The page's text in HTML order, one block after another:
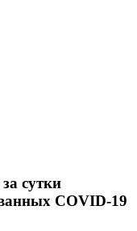
сутки
COVID-19